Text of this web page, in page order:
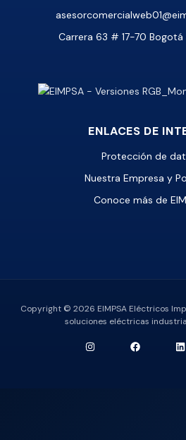
Carrera 63 # 17-70
ENLACES DE
Protección de
Nuestra Empresa y
Conoce más de
Copyright © 2026 EIMPSA Eléctricos
soluciones eléctricas